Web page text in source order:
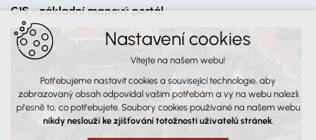
GIS - základní mapový portál
Nastavení cookies
Vítejte na našem webu!
Potřebujeme nastavit cookies a související technologie, aby
zobrazovaný obsah odpovídal vašim potřebám a vy na webu nalezli
přesně to, co potřebujete. Soubory cookies používané na našem webu
nikdy neslouží ke zjišťování totožnosti uživatelů stránek.